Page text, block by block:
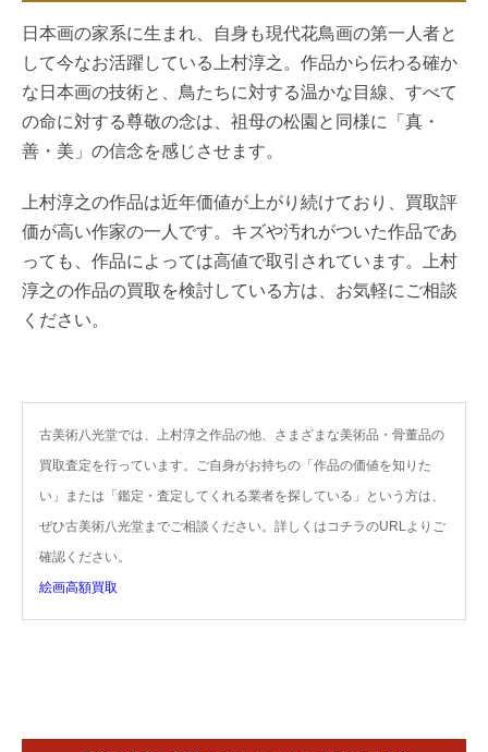
日本画の家系に生まれ、自身も現代花鳥画の第一人者と
して今なお活躍している上村淳之。作品から伝わる確か
な日本画の技術と、鳥たちに対する温かな目線、すべて
の命に対する尊敬の念は、祖母の松園と同様に「真・
善・美」の信念を感じさせます。
上村淳之の作品は近年価値が上がり続けており、買取評
価が高い作家の一人です。キズや汚れがついた作品であ
っても、作品によっては高値で取引されています。上村
淳之の作品の買取を検討している方は、お気軽にご相談
ください。
古美術八光堂では、上村淳之作品の他、さまざまな美術品・骨董品の
買取査定を行っています。ご自身がお持ちの「作品の価値を知りた
い」または「鑑定・査定してくれる業者を探している」という方は、
ぜひ古美術八光堂までご相談ください。詳しくはコチラのURLよりご
確認ください。
絵画高額買取